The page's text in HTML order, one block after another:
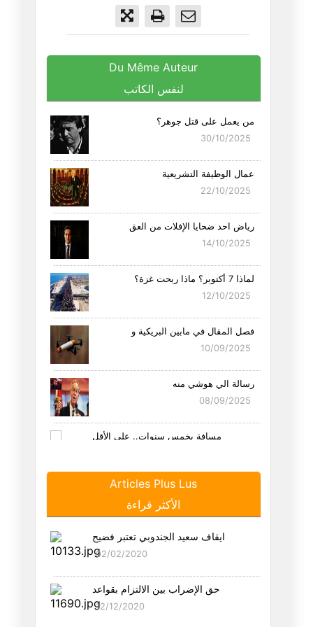
Du Même Auteur
لنفس الكاتب
من يعمل على قتل جوهر؟
30/10/2025
عمال الوظيفة التشريعية
22/10/2025
رياض احد ضحايا الإفلات من العق
14/10/2025
لماذا 7 أكتوبر؟ ماذا ربحت غزة؟
12/10/2025
فصل المقال في مابين البريكية و
10/09/2025
رسالة الي هوشي منه
08/09/2025
مِسافة بخمس سنوات.. على الأقل
هل الاتحاد هو اتحاد التوانسة ا
21/08/2025
سيناريو لو أن احمد السعيداني ن
19/08/2025
ما هو الاتحاد ؟
18/08/2025
Articles Plus Lus
الأكثر قراءة
ايقاف سعيد الجندوبي تعتبر فضيح
02/02/2020
حق الإضراب بين الالتزام بقواعد
12/12/2020